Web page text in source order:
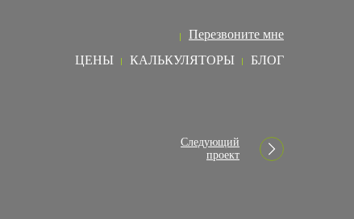
Перезвоните мне
ЦЕНЫ
КАЛЬКУЛЯТОРЫ БЛОГ
Следующий
проект